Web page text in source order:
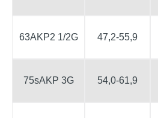
63AKР2 1/2G 47,2-55,9
75sAKР 3G 54,0-61,9